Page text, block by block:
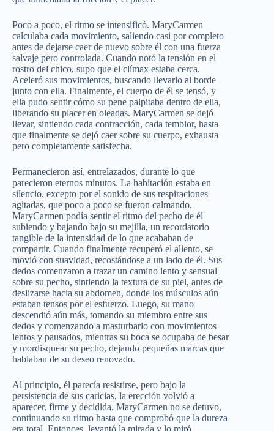
Poco a poco, el ritmo se intensificó. MaryCarmen
calculaba cada movimiento, saliendo casi por completo
antes de dejarse caer de nuevo sobre él con una fuerza
salvaje pero controlada. Cuando notó la tensión en el
rostro del chico, supo que el clímax estaba cerca.
Aceleró sus movimientos, buscando llevarlo al borde
junto con ella. Finalmente, el cuerpo de él se tensó, y
ella pudo sentir cómo su pene palpitaba dentro de ella,
liberando su placer en oleadas. MaryCarmen se dejó
llevar, sintiendo cada contracción, cada temblor, hasta
que finalmente se dejó caer sobre su cuerpo, exhausta
pero completamente satisfecha.
Permanecieron así, entrelazados, durante lo que
parecieron eternos minutos. La habitación estaba en
silencio, excepto por el sonido de sus respiraciones
agitadas, que poco a poco se fueron calmando.
MaryCarmen podía sentir el ritmo del pecho de él
subiendo y bajando bajo su mejilla, un recordatorio
tangible de la intensidad de lo que acababan de
compartir. Cuando finalmente recuperó el aliento, se
movió con suavidad, recostándose a un lado de él. Sus
dedos comenzaron a trazar un camino lento y sensual
sobre su pecho, sintiendo la textura de su piel, antes de
deslizarse hacia su abdomen, donde los músculos aún
estaban tensos por el esfuerzo. Luego, su mano
descendió aún más, tomando su miembro entre sus
dedos y comenzando a masturbarlo con movimientos
lentos y pausados, mientras su boca se ocupaba de besar
y mordisquear su pecho, dejando pequeñas marcas que
hablaban de su deseo renovado.
Al principio, él parecía resistirse, pero bajo la
persistencia de sus caricias, la erección volvió a
aparecer, firme y decidida. MaryCarmen no se detuvo,
continuando su ritmo hasta que comprobó que la dureza
era total. Entonces, levantó la mirada y lo miró